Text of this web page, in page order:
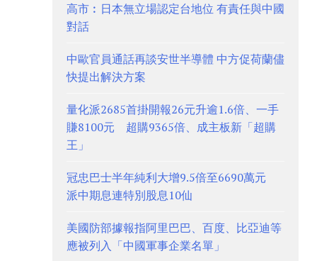
高市︰日本無立場認定台地位 有責任與中國
對話
中歐官員通話再談安世半導體 中方促荷蘭儘
快提出解決方案
量化派2685首掛開報26元升逾1.6倍、一手
賺8100元 超購9365倍、成主板新「超購
王」
冠忠巴士半年純利大增9.5倍至6690萬元
派中期息連特別股息10仙
美國防部據報指阿里巴巴、百度、比亞迪等
應被列入「中國軍事企業名單」